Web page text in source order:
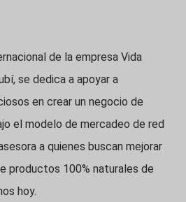
de la empresa Vida
se dedica a apoyar a
en crear un negocio de
el modelo de mercadeo de red
a quienes buscan mejorar
productos 100% naturales de
hoy.